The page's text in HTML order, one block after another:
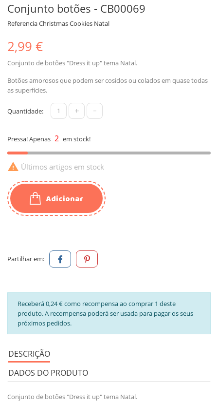
Conjunto botões - CB00069
ReferenciaChristmas Cookies Natal
2,99 €
Conjunto de botões "Dress it up" tema Natal.
Botões amorosos que podem ser cosidos ou colados em quase todas
as superfícies.
Quantidade: + -
Pressa! Apenas 2 em stock!
 Últimos artigos em stock
Adicionar
Partilhar em:
Receberá 0,24 € como recompensa ao comprar 1 deste
produto. A recompensa poderá ser usada para pagar os seus
próximos pedidos.
DESCRIÇÃO
DADOS DO PRODUTO
Conjunto de botões "Dress it up" tema Natal.